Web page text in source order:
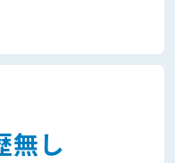
無し